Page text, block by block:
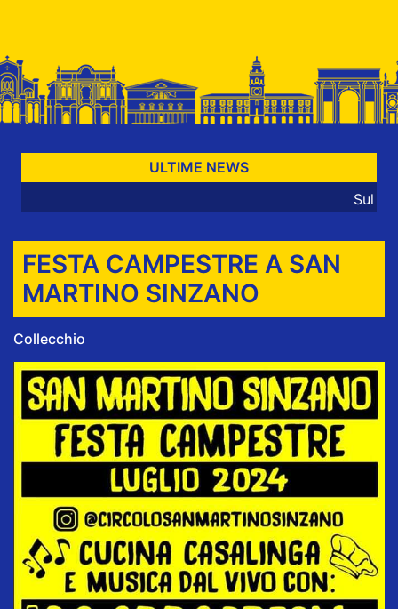
ULTIME NEWS
Sul sito
FESTA CAMPESTRE A SAN
MARTINO SINZANO
Collecchio